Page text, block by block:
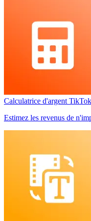
Calculatrice d'argent TikTok
Estimez les revenus de